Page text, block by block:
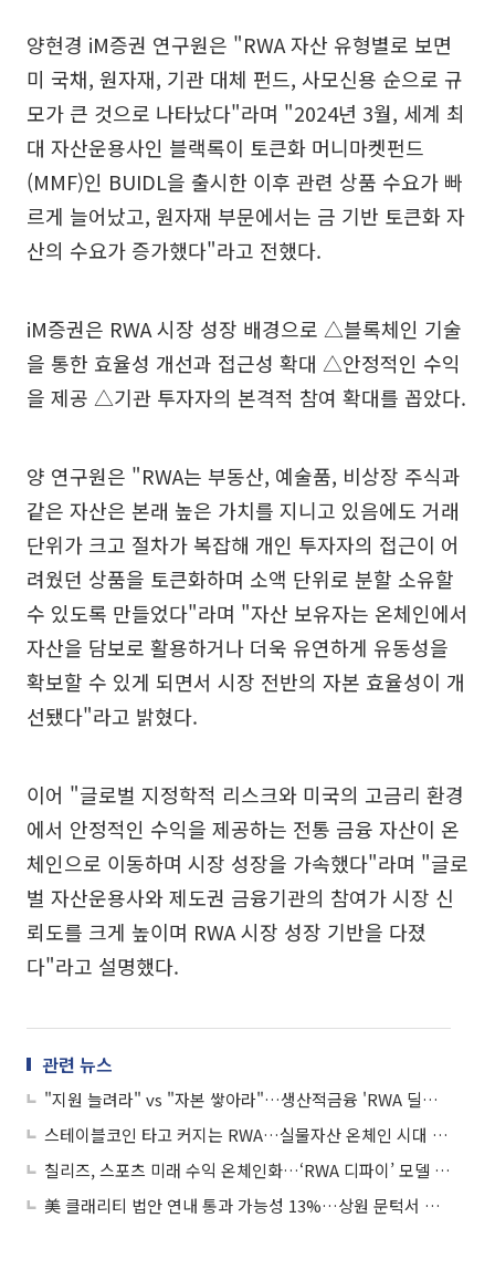
양현경 iM증권 연구원은 "RWA 자산 유형별로 보면
미 국채, 원자재, 기관 대체 펀드, 사모신용 순으로 규
모가 큰 것으로 나타났다"라며 "2024년 3월, 세계 최
대 자산운용사인 블랙록이 토큰화 머니마켓펀드
(MMF)인 BUIDL을 출시한 이후 관련 상품 수요가 빠
르게 늘어났고, 원자재 부문에서는 금 기반 토큰화 자
산의 수요가 증가했다"라고 전했다.
iM증권은 RWA 시장 성장 배경으로 △블록체인 기술
을 통한 효율성 개선과 접근성 확대 △안정적인 수익
을 제공 △기관 투자자의 본격적 참여 확대를 꼽았다.
양 연구원은 "RWA는 부동산, 예술품, 비상장 주식과
같은 자산은 본래 높은 가치를 지니고 있음에도 거래
단위가 크고 절차가 복잡해 개인 투자자의 접근이 어
려웠던 상품을 토큰화하며 소액 단위로 분할 소유할
수 있도록 만들었다"라며 "자산 보유자는 온체인에서
자산을 담보로 활용하거나 더욱 유연하게 유동성을
확보할 수 있게 되면서 시장 전반의 자본 효율성이 개
선됐다"라고 밝혔다.
이어 "글로벌 지정학적 리스크와 미국의 고금리 환경
에서 안정적인 수익을 제공하는 전통 금융 자산이 온
체인으로 이동하며 시장 성장을 가속했다"라며 "글로
벌 자산운용사와 제도권 금융기관의 참여가 시장 신
뢰도를 크게 높이며 RWA 시장 성장 기반을 다졌
다"라고 설명했다.
관련 뉴스
"지원 늘려라" vs "자본 쌓아라"…생산적금융 'RWA 딜레마'
스테이블코인 타고 커지는 RWA…실물자산 온체인 시대 성큼
칠리즈, 스포츠 미래 수익 온체인화…‘RWA 디파이’ 모델 공개
美 클래리티 법안 연내 통과 가능성 13%…상원 문턱서 제동